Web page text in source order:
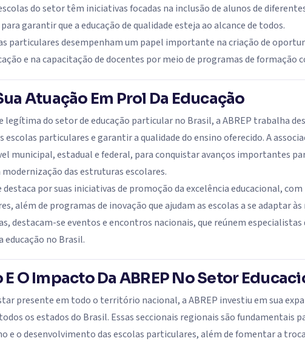
do setor têm iniciativas focadas na inclusão de alunos de
garantir que a educação de qualidade esteja ao alcance de todos.
particulares desempenham um papel importante na criação de
e na capacitação de docentes por meio de programas de formação
Atuação Em Prol Da Educação
do setor de educação particular no Brasil, a ABREP trabalha
escolas particulares e garantir a qualidade do ensino oferecido. A
municipal, estadual e federal, para conquistar avanços importantes
modernização das estruturas escolares.
destaca por suas iniciativas de promoção da excelência educacional,
além de programas de inovação que ajudam as escolas a se adaptar
destacam-se eventos e encontros nacionais, que reúnem
educação no Brasil.
E O Impacto Da ABREP No Setor
presente em todo o território nacional, a ABREP investiu em sua
os estados do Brasil. Essas seccionais regionais são fundamentais
e o desenvolvimento das escolas particulares, além de fomentar a